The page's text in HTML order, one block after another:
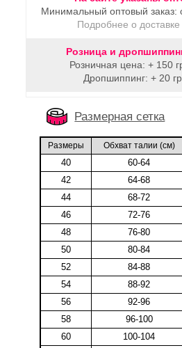
Минимальный оптовый заказ:
Подробнее о доставке
Розница и
Розничная цена: + 150
Дропшиппинг: + 20
Размерная сетка
Размеры Обхват талии (cм)
40 60-64
42
64-68
44
68-72
46
72-76
48
76-80
50
80-84
52
84-88
54
88-92
56
92-96
58
96-100
60
100-104